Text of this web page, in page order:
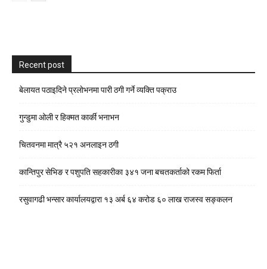
Recent post
बेलायत पठाइदिने प्रलाेभनमा पारी ठगी गर्ने व्यक्ति पक्राउ
गुन्डुमा ओली र हिक्मत कार्की भनाभन
चितवनमा मात्रै ५२१ अनलाइन ठगी
कान्तिपुर सेभिङ र पशुपति सहकारीका ३४१ जना बचतकर्ताको रकम फिर्ता
रसुवागढी भन्सार कार्यालयद्वारा १३ अर्ब ६४ करोड ६० लाख राजस्व सङ्कलन